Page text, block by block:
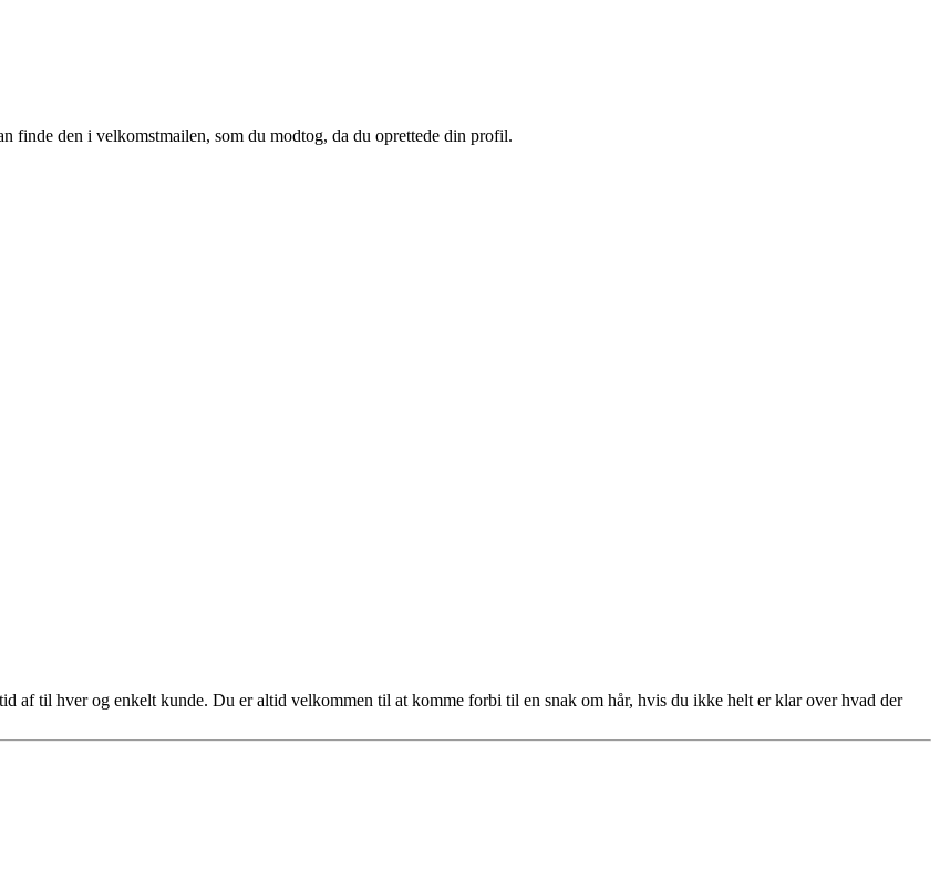
den i velkomstmailen, som du modtog, da du oprettede din profil.
af til hver og enkelt kunde. Du er altid velkommen til at komme forbi til en snak om hår, hvis du ikke helt er klar over hvad der